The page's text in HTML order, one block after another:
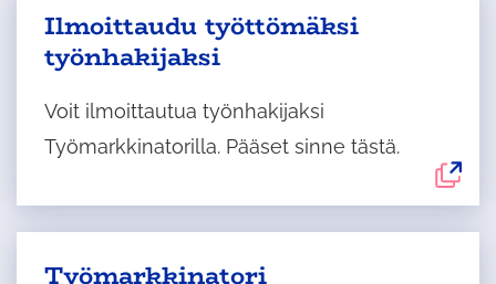
Ulkoinen
palvelu
uudelle
välilehdelle
Ilmoittaudu työttömäksi
työnhakijaksi
Voit ilmoittautua työnhakijaksi
Työmarkkinatorilla. Pääset sinne tästä.
Ulkoinen
Työmarkkinatori